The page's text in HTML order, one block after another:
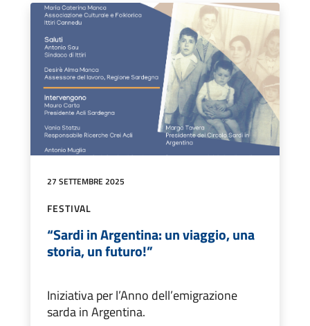
27 SETTEMBRE 2025
FESTIVAL
“Sardi in Argentina: un viaggio, una
storia, un futuro!”
Iniziativa per l’Anno dell’emigrazione
sarda in Argentina.